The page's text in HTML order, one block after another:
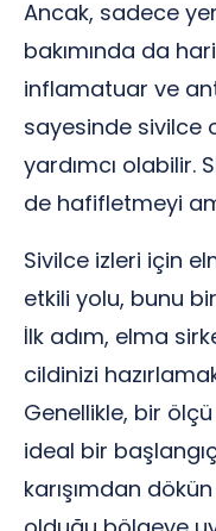
Ancak, sadece
bakımında da
inflamatuar ve
sayesinde sivilce
yardımcı olabilir.
de hafifletmeyi
Sivilce izleri için
etkili yolu, bunu
İlk adım, elma
cildinizi
Genellikle, bir
ideal bir
karışımdan